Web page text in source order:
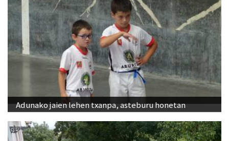
Adunako jaien lehen txanpa, asteburu honetan